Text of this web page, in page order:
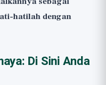
hatilah dengan
Di Sini Anda